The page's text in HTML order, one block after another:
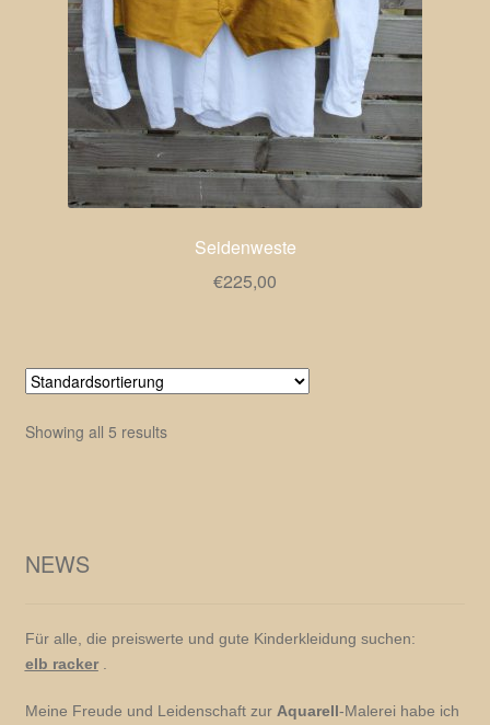
Seidenweste
€225,00
Showing all 5 results
NEWS
Für alle, die preiswerte und gute Kinderkleidung suchen:
elb racker.
Meine Freude und Leidenschaft zur Aquarell-Malerei habe ich